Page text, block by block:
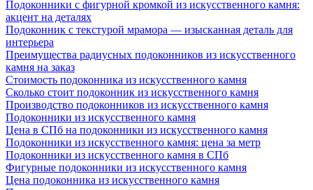
Подоконники с фигурной кромкой из искусственного камня:
акцент на деталях
Подоконник с текстурой мрамора — изысканная деталь для
интерьера
Преимущества радиусных подоконников из искусственного
камня на заказ
Стоимость подоконника из искусственного камня
Сколько стоит подоконник из искусственного камня
Производство подоконников из искусственного камня
Подоконники из искусственного камня
Цена в СПб на подоконники из искусственного камня
Подоконники из искусственного камня: цена за метр
Подоконники из искусственного камня в СПб
Фигурные подоконники из искусственного камня
Цена подоконника из искусственного камня